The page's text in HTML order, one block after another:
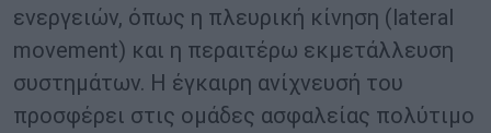
ενεργειών, όπως η πλευρική κίνηση (lateral
movement) και η περαιτέρω εκμετάλλευση
συστημάτων. Η έγκαιρη ανίχνευσή του
προσφέρει στις ομάδες ασφαλείας πολύτιμο